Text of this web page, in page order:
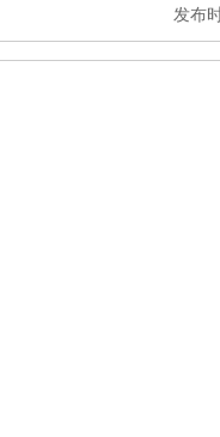
发布